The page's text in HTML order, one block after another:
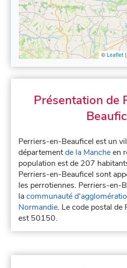
© Leaflet|
Présentation de
Perriers-en-Beauficel est un
départementde la Mancheen
population est de 207
Perriers-en-Beauficel sont
les perrotiennes. Perriers-en-
lacommunauté
Normandie. Le code postal
est 50150.